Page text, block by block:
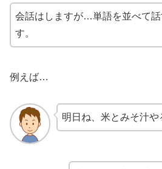
会話はしますが…単語を並べて
す。
例えば…
明日ね、米とみそ汁や